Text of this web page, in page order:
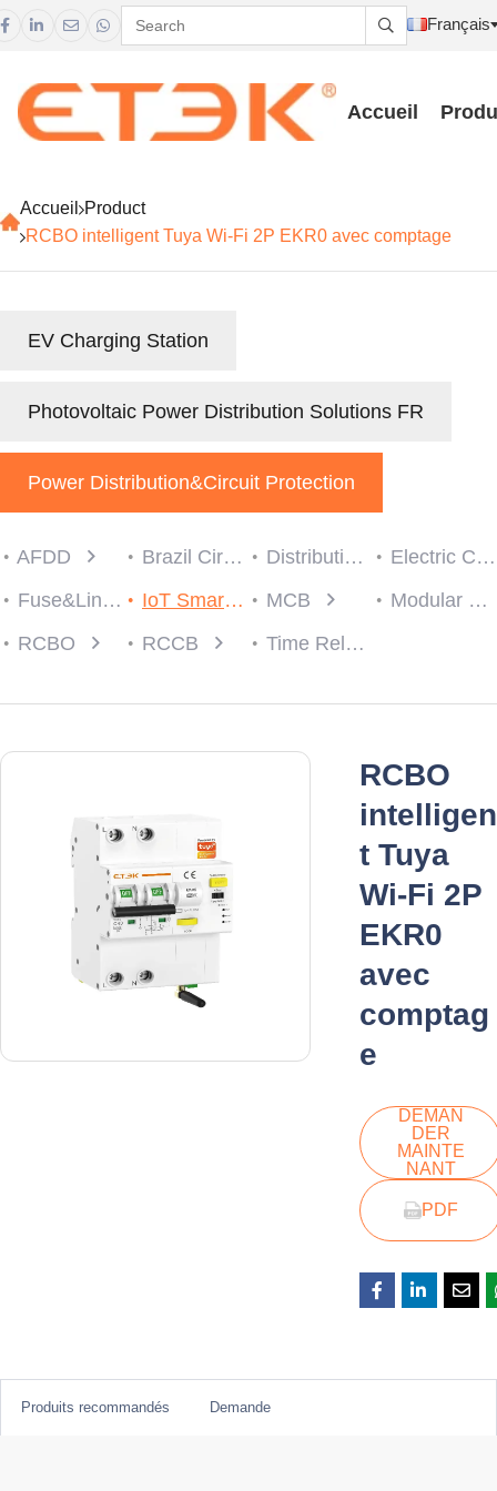
     Français
Accueil
Accueil Product
RCBO intelligent Tuya Wi-Fi 2P EKR0 avec comptage
EV Charging Station
Photovoltaic Power Distribution Solutions FR
Power Distribution&Circuit Protection
AFDD Brazil Circuit protection Distribution Box
Electric Consumer Units
Fuse&Link
IoT Smart Breaker MCB
Modular Contactor
RCBO
RCCB Time Relay
RCBO
intelligen
t Tuya
Wi-Fi 2P
EKR0
avec
comptag
e
DEMAN
DER
MAINTE
NANT
PDF
Produits recommandés Demande